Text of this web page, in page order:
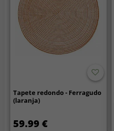
Tapete redondo - Ferragudo
(laranja)
59.99 €